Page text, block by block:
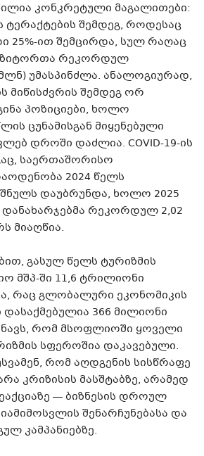
კონკრეტული მაგალითები:
ტერაქტების შემდეგ, როდესაც
25%-ით შემცირდა, სულ რაღაც
რეკორდულ
უმასპინძლა. ანალოგიურად,
მიწისძვრის შემდეგ ორ
პოზიციები, ხოლო
ცუნამისგან მიყენებული
დროში დაძლია. COVID-19-ის
საერთაშორისო
2024 წელს
დაუბრუნდა, ხოლო 2025
რეკორდულ 2,02
მიაღწია.
გასულ წელს ტურიზმის
მშპ-ში 11,6 ტრილიონი
რაც გლობალური ეკონომიკის
დასაქმებულია 366 მილიონი
რომ მსოფლიოში ყოველი
სფეროშია დაკავებული.
რომ აღდგენის სისწრაფე
კრიზისის მასშტაბზე, არამედ
— ბიზნესის დროულ
შენარჩუნებასა და
კამპანიებზე.